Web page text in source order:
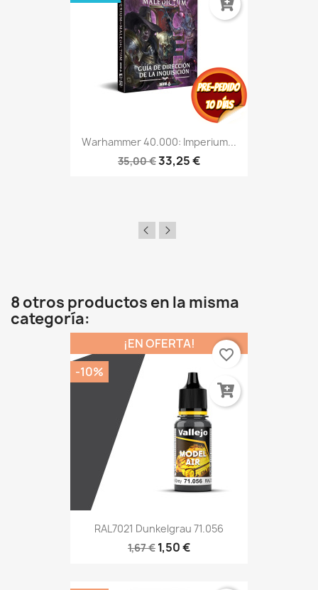
Warhammer 40.000: Imperium...
35,00 €33,25 €
8 otros productos en la misma
categoría:
RAL7021 Dunkelgrau 71.056
1,67 € 1,50 €
¡EN OFERTA!
-10%
favorite_border